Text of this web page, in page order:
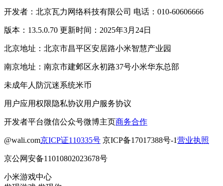
开发者：北京瓦力网络科技有限公司 电话：010-60606666
版本：13.5.0.70 更新时间：2025年3月24日
北京地址：北京市昌平区安居路小米智慧产业园
南京地址：南京市建邺区永初路37号小米华东总部
未成年人防沉迷系统米币
用户应用权限隐私协议用户服务协议
开发者平台微信公众号微博主页商务合作
@wali.com京ICP证110335号 京ICP备17017388号-1营业执照
京公网安备11010802023678号
小米游戏中心